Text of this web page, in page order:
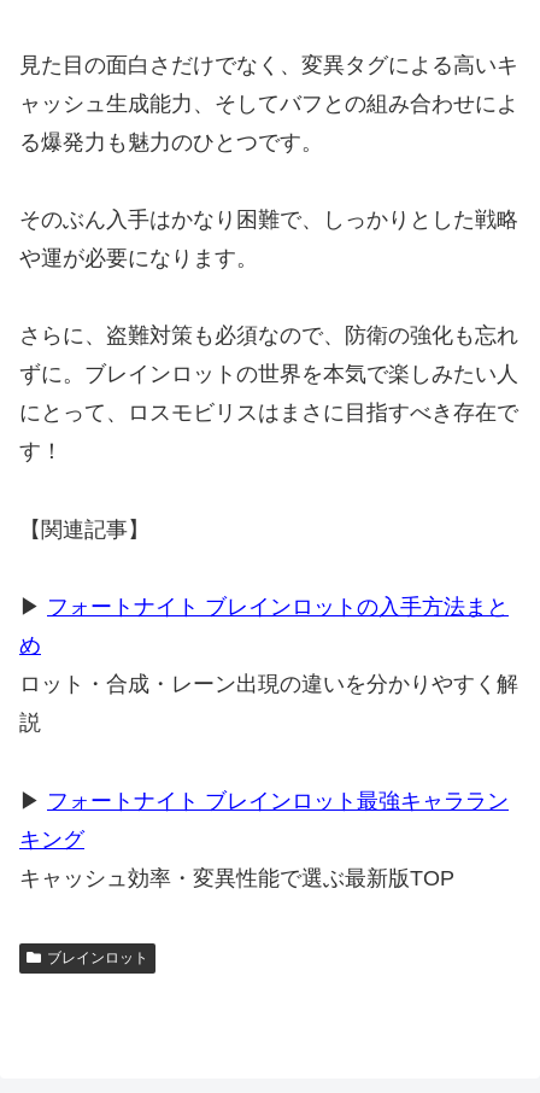
見た目の面白さだけでなく、変異タグによる高いキ
ャッシュ生成能力、そしてバフとの組み合わせによ
る爆発力も魅力のひとつです。
そのぶん入手はかなり困難で、しっかりとした戦略
や運が必要になります。
さらに、盗難対策も必須なので、防衛の強化も忘れ
ずに。ブレインロットの世界を本気で楽しみたい人
にとって、ロスモビリスはまさに目指すべき存在で
す！
【関連記事】
▶ フォートナイト ブレインロットの入手方法まと
め
ロット・合成・レーン出現の違いを分かりやすく解
説
▶ フォートナイト ブレインロット最強キャララン
キング
キャッシュ効率・変異性能で選ぶ最新版TOP
ブレインロット